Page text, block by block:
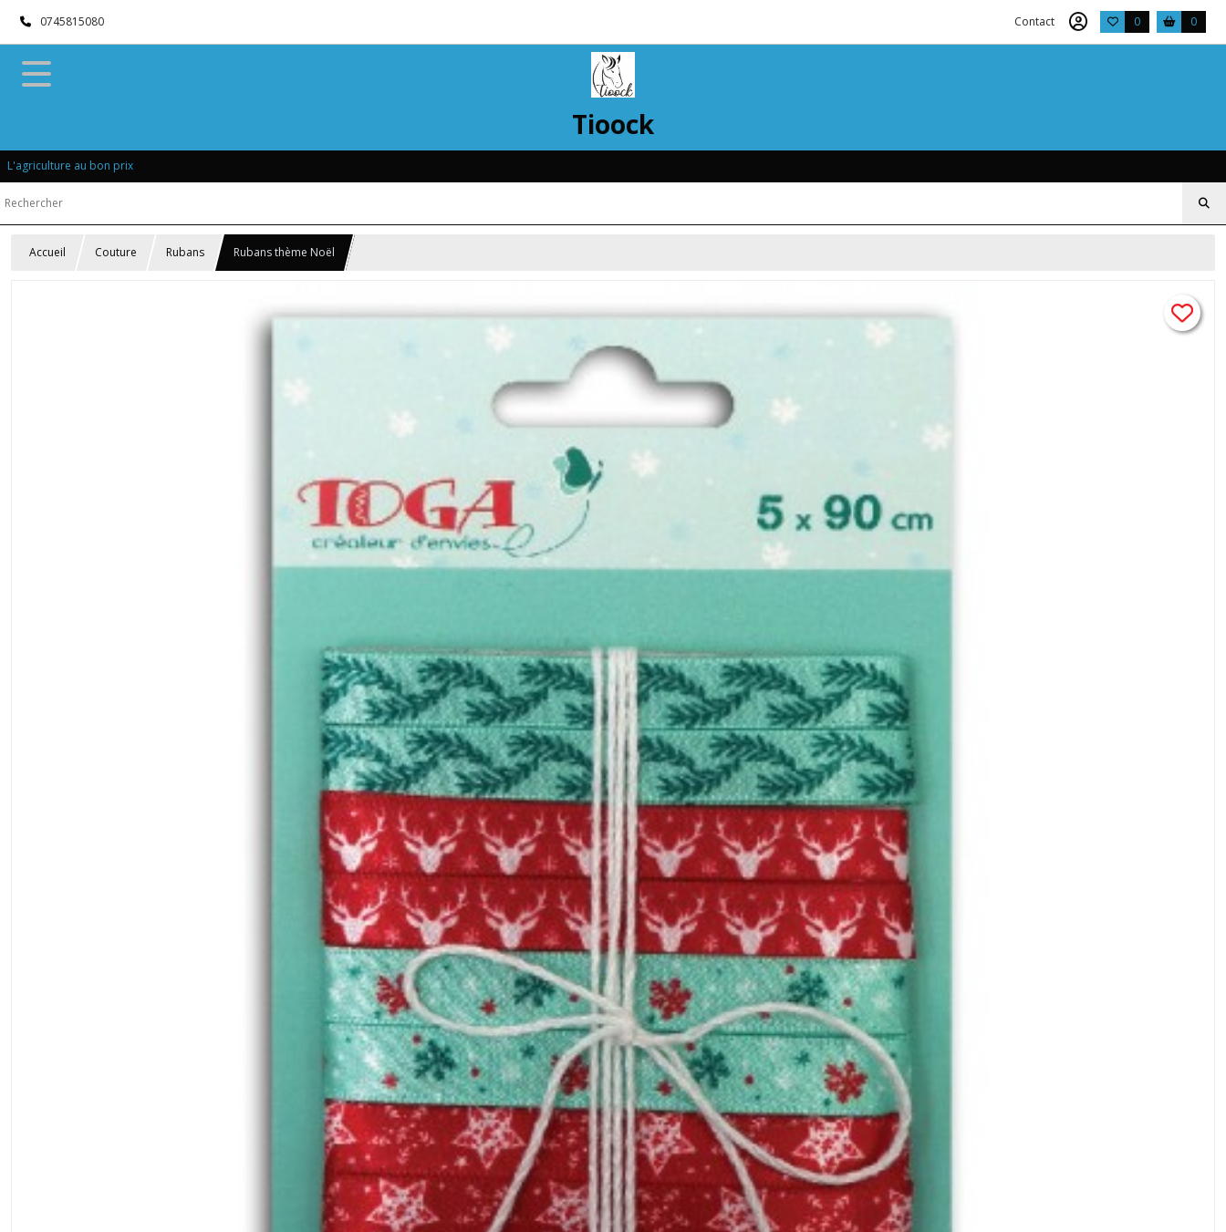
0745815080 Contact 0 0
Tioock
L'agriculture au bon prix
Accueil Couture Rubans Rubans thème Noël